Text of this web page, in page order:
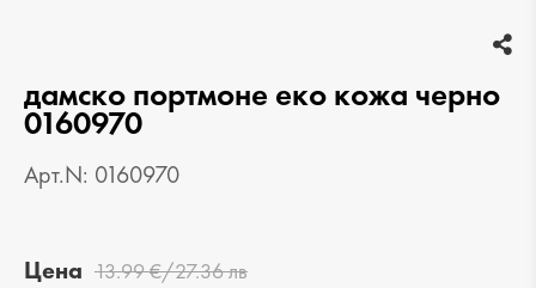
дамско портмоне еко кожа черно
0160970
Арт.N: 0160970
Цена 13.99 €/27.36 лв